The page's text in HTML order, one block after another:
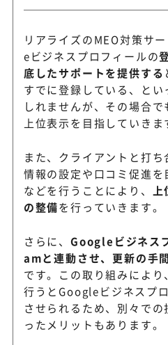
リアライズのMEO対策サ
eビジネスプロフィールの
底したサポートを提供する
すでに登録している、と
しれませんが、その場合
上位表示を目指していきま
また、クライアントと打
情報の設定や口コミ促進
などを行うことにより、 上
の整備を行っていきます。
さらに、Googleビジネス
amと連動させ、更新の手
です。この取り組みによ
行うとGoogleビジネスプ
させられるため、別々で
ったメリットもあります。